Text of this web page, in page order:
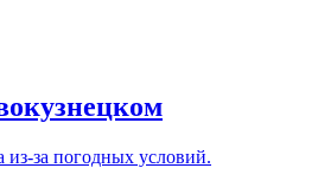
за погодных условий.